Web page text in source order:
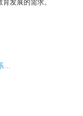
发展的需求。